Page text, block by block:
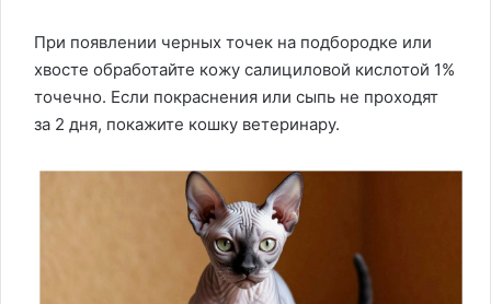
При появлении черных точек на подбородке или
хвосте обработайте кожу салициловой кислотой 1%
точечно. Если покраснения или сыпь не проходят
за 2 дня, покажите кошку ветеринару.